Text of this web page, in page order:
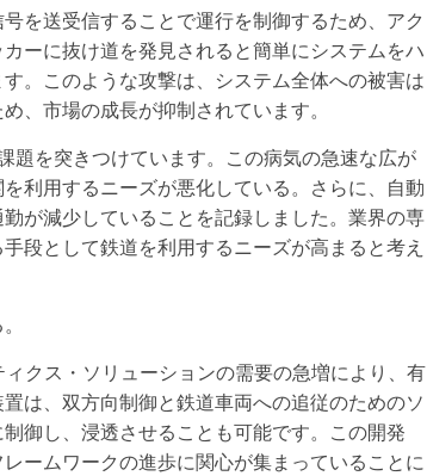
を送受信することで運行を制御するため、アク
ーに抜け道を発見されると簡単にシステムをハ
。このような攻撃は、システム全体への被害は
、市場の成長が抑制されています。
題を突きつけています。この病気の急速な広が
利用するニーズが悪化している。さらに、自動
が減少していることを記録しました。業界の専
段として鉄道を利用するニーズが高まると考え
クス・ソリューションの需要の急増により、有
は、双方向制御と鉄道車両への追従のためのソ
御し、浸透させることも可能です。この開発
ームワークの進歩に関心が集まっていることに